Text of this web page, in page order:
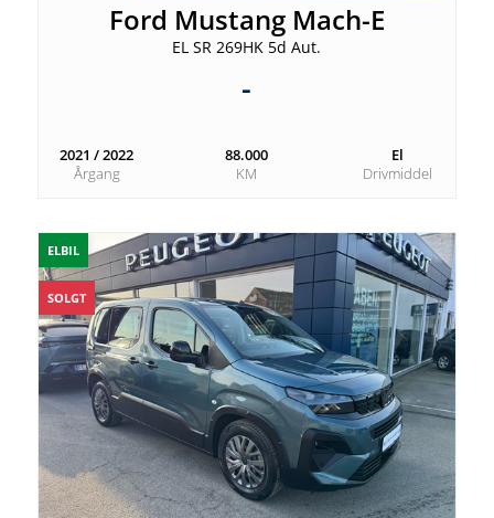
Ford Mustang Mach-E
EL SR 269HK 5d Aut.
-
2021 / 2022
Årgang
88.000
KM
El
Drivmiddel
ELBIL
SOLGT